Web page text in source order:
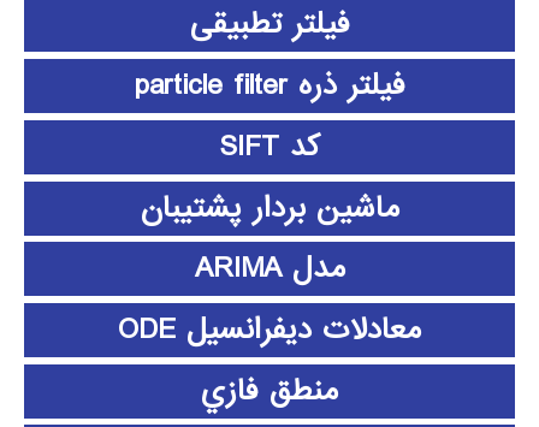
فیلتر تطبیقی
فیلتر ذره particle filter
کد SIFT
ماشین بردار پشتیبان
مدل ARIMA
معادلات دیفرانسیل ODE
منطق فازي